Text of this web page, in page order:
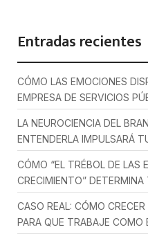
Entradas recientes
CÓMO LAS EMOCIONES
EMPRESA DE SERVICIOS
LA NEUROCIENCIA DEL
ENTENDERLA IMPULSARÁ
CÓMO “EL TRÉBOL DE LAS
CRECIMIENTO”
CASO REAL: CÓMO
PARA QUE TRABAJE COMO